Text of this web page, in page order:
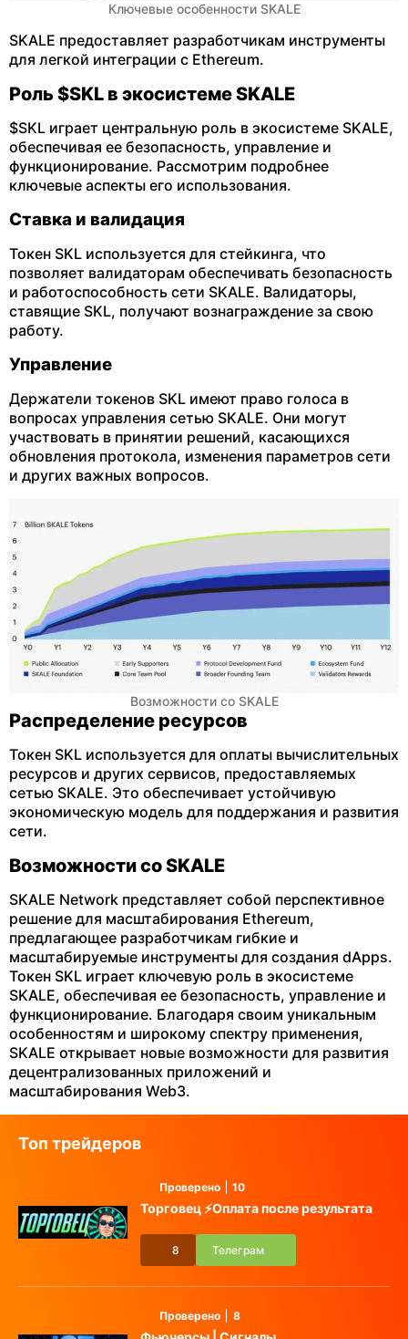
Ключевые особенности SKALE
SKALE предоставляет разработчикам инструменты
для легкой интеграции с Ethereum.
Роль $SKL в экосистеме SKALE
$SKL играет центральную роль в экосистеме SKALE,
обеспечивая ее безопасность, управление и
функционирование. Рассмотрим подробнее
ключевые аспекты его использования.
Ставка и валидация
Токен SKL используется для стейкинга, что
позволяет валидаторам обеспечивать безопасность
и работоспособность сети SKALE. Валидаторы,
ставящие SKL, получают вознаграждение за свою
работу.
Управление
Держатели токенов SKL имеют право голоса в
вопросах управления сетью SKALE. Они могут
участвовать в принятии решений, касающихся
обновления протокола, изменения параметров сети
и других важных вопросов.
Возможности со SKALE
Распределение ресурсов
Токен SKL используется для оплаты вычислительных
ресурсов и других сервисов, предоставляемых
сетью SKALE. Это обеспечивает устойчивую
экономическую модель для поддержания и развития
сети.
Возможности со SKALE
SKALE Network представляет собой перспективное
решение для масштабирования Ethereum,
предлагающее разработчикам гибкие и
масштабируемые инструменты для создания dApps.
Токен SKL играет ключевую роль в экосистеме
SKALE, обеспечивая ее безопасность, управление и
функционирование. Благодаря своим уникальным
особенностям и широкому спектру применения,
SKALE открывает новые возможности для развития
децентрализованных приложений и
масштабирования Web3.
Топ трейдеров
Проверено 10
Торговец ⚡️Оплата после результата
8 Телеграм
Проверено 8